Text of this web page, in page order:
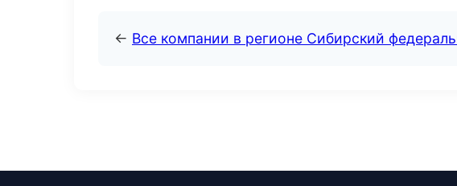
← Все компании в регионе Сибирский